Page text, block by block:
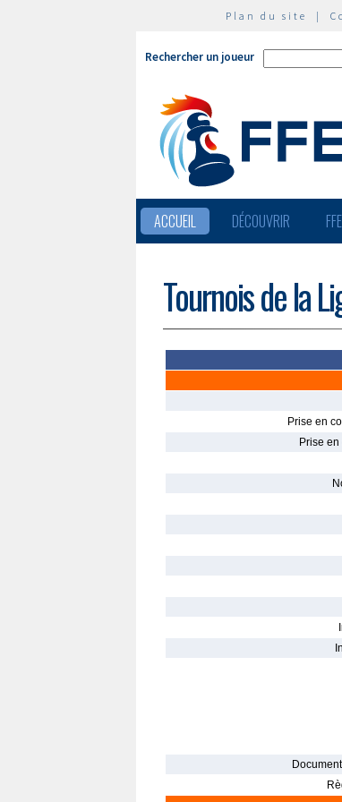
Plan du site |
Rechercher un joueur
ACCUEIL DÉCOUVRIR FFE
Tournois de la
Prise en
Prise